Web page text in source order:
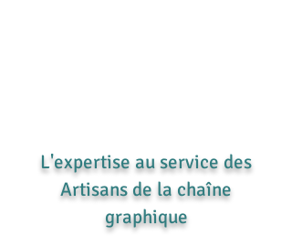
L'expertise au service des
Artisans de la chaîne
graphique